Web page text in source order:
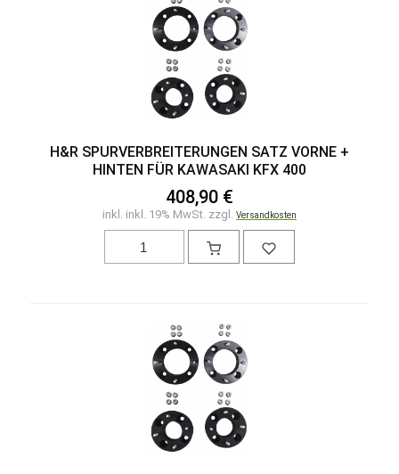
H&R SPURVERBREITERUNGEN SATZ VORNE +
HINTEN FÜR KAWASAKI KFX 400
408,90 €
inkl. inkl. 19% MwSt. zzgl. Versandkosten